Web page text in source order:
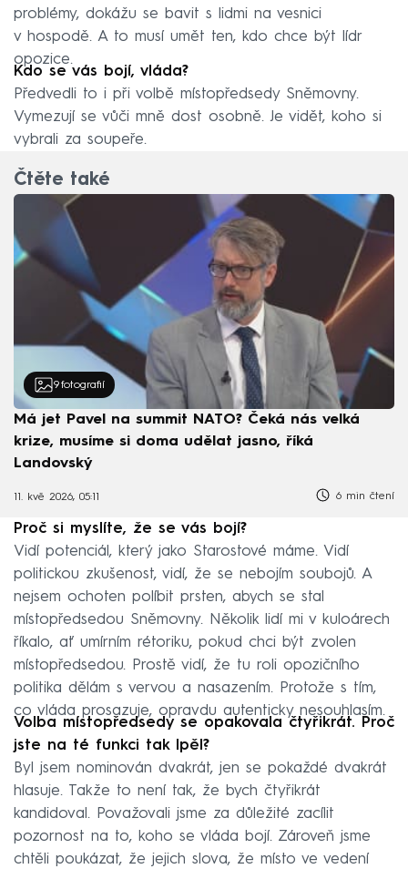
problémy, dokážu se bavit s lidmi na vesnici
v hospodě. A to musí umět ten, kdo chce být lídr
opozice.
Kdo se vás bojí, vláda?
Předvedli to i při volbě místopředsedy Sněmovny.
Vymezují se vůči mně dost osobně. Je vidět, koho si
vybrali za soupeře.
Čtěte také
9 fotografií
Má jet Pavel na summit NATO? Čeká nás velká
krize, musíme si doma udělat jasno, říká
Landovský
11. kvě 2026, 05:11 6 min čtení
Proč si myslíte, že se vás bojí?
Vidí potenciál, který jako Starostové máme. Vidí
politickou zkušenost, vidí, že se nebojím soubojů. A
nejsem ochoten políbit prsten, abych se stal
místopředsedou Sněmovny. Několik lidí mi v kuloárech
říkalo, ať umírním rétoriku, pokud chci být zvolen
místopředsedou. Prostě vidí, že tu roli opozičního
politika dělám s vervou a nasazením. Protože s tím,
co vláda prosazuje, opravdu autenticky nesouhlasím.
Volba místopředsedy se opakovala čtyřikrát. Proč
jste na té funkci tak lpěl?
Byl jsem nominován dvakrát, jen se pokaždé dvakrát
hlasuje. Takže to není tak, že bych čtyřikrát
kandidoval. Považovali jsme za důležité zacílit
pozornost na to, koho se vláda bojí. Zároveň jsme
chtěli poukázat, že jejich slova, že místo ve vedení